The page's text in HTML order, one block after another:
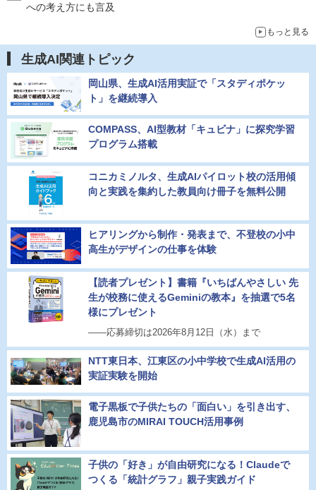
への考え方にも言及
もっと見る
生成AI関連トピック
岡山県、生成AI活用実証で「スタディポケッ
ト」を継続導入
COMPASS、AI型教材「キュビナ」に探究学習
プログラム搭載
コニカミノルタ、生成AIパイロット校の活用傾
向と実践を集約した教員向け冊子を無料公開
ヒアリングから制作・発表まで、不登校の小中
高生がデザインの仕事を体験
【読者プレゼント】書籍『いちばんやさしい 先
生が校務に使えるGeminiの教本』を抽選で5名
様にプレゼント
――応募締切は2026年8月12日（水）まで
NTT東日本、江東区の小中学校で生成AI活用の
実証実験を開始
電子黒板で子供たちの「面白い」を引き出す、
鹿児島市のMIRAI TOUCH活用事例
子供の「好き」が自由研究になる！Claudeで
つくる「統計グラフ」親子実践ガイド